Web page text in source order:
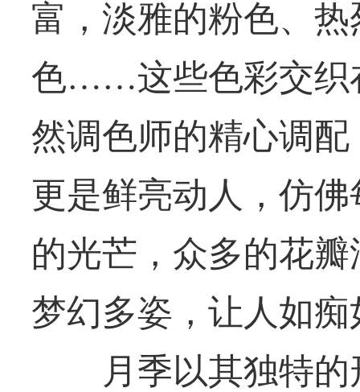
富，淡雅的粉色、
色……这些色彩交织
然调色师的精心调
更是鲜亮动人，仿
的光芒，众多的花
梦幻多姿，让人如
月季以其独特的